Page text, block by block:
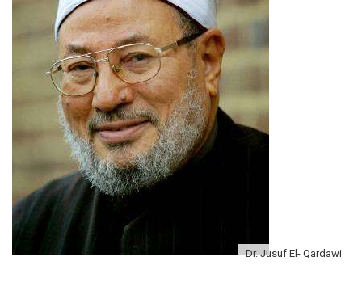
Dr. Jusuf El- Qardawi